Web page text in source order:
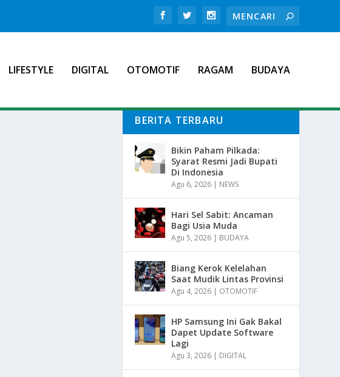
LIFESTYLE DIGITAL OTOMOTIF RAGAM BUDAYA
BERITA TERBARU
Bikin Paham Pilkada:
Syarat Resmi Jadi Bupati
Di Indonesia
Agu 6, 2026 | NEWS
Hari Sel Sabit: Ancaman
Bagi Usia Muda
Agu 5, 2026 | BUDAYA
Biang Kerok Kelelahan
Saat Mudik Lintas Provinsi
Agu 4, 2026 | OTOMOTIF
HP Samsung Ini Gak Bakal
Dapet Update Software
Lagi
Agu 3, 2026 | DIGITAL